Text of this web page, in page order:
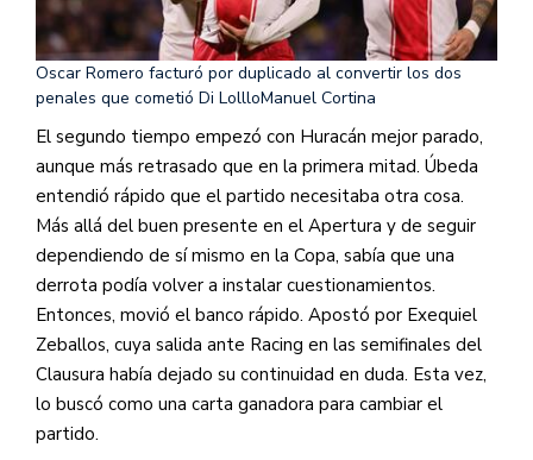
Oscar Romero facturó por duplicado al convertir los dos
penales que cometió Di LollloManuel Cortina
El segundo tiempo empezó con Huracán mejor parado,
aunque más retrasado que en la primera mitad. Úbeda
entendió rápido que el partido necesitaba otra cosa.
Más allá del buen presente en el Apertura y de seguir
dependiendo de sí mismo en la Copa, sabía que una
derrota podía volver a instalar cuestionamientos.
Entonces, movió el banco rápido. Apostó por Exequiel
Zeballos, cuya salida ante Racing en las semifinales del
Clausura había dejado su continuidad en duda. Esta vez,
lo buscó como una carta ganadora para cambiar el
partido.